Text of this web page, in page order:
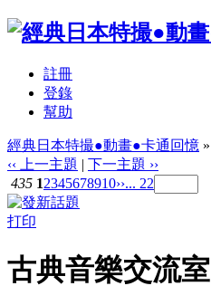
註冊
登錄
幫助
經典日本特撮●動畫●卡通回憶 »
‹‹ 上一主題 | 下一主題 ››
435 12345678910››... 22
打印
古典音樂交流室